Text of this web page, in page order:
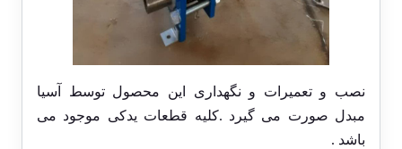
نصب و تعمیرات و نگهداری این محصول توسط آسیا
مبدل صورت می گیرد .کلیه قطعات یدکی موجود می
باشد .